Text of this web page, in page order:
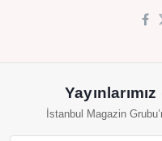
İstanbul Magazin